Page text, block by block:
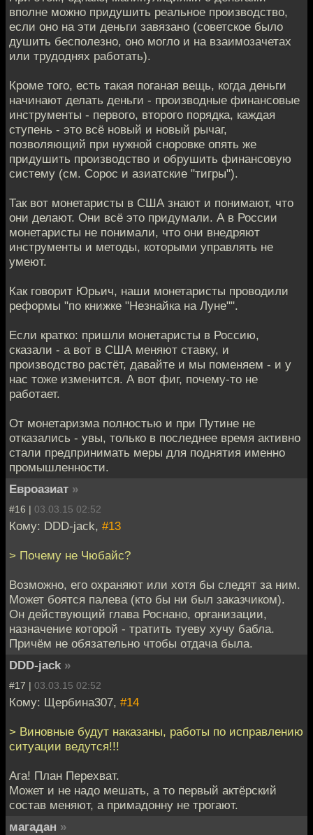
вполне можно придушить реальное производство,
если оно на эти деньги завязано (советское было
душить бесполезно, оно могло и на взаимозачетах
или трудоднях работать).
Кроме того, есть такая поганая вещь, когда деньги
начинают делать деньги - производные финансовые
инструменты - первого, второго порядка, каждая
ступень - это всё новый и новый рычаг,
позволяющий при нужной сноровке опять же
придушить производство и обрушить финансовую
систему (см. Сорос и азиатские "тигры").
Так вот монетаристы в США знают и понимают, что
они делают. Они всё это придумали. А в России
монетаристы не понимали, что они внедряют
инструменты и методы, которыми управлять не
умеют.
Как говорит Юрьич, наши монетаристы проводили
реформы "по книжке "Незнайка на Луне"".
Если кратко: пришли монетаристы в Россию,
сказали - а вот в США меняют ставку, и
производство растёт, давайте и мы поменяем - и у
нас тоже изменится. А вот фиг, почему-то не
работает.
От монетаризма полностью и при Путине не
отказались - увы, только в последнее время активно
стали предпринимать меры для поднятия именно
промышленности.
Евроазиат »
#16 | 03.03.15 02:52
Кому: DDD-jack, #13
> Почему не Чюбайс?
Возможно, его охраняют или хотя бы следят за ним.
Может боятся палева (кто бы ни был заказчиком).
Он действующий глава Роснано, организации,
назначение которой - тратить туеву хучу бабла.
Причём не обязательно чтобы отдача была.
DDD-jack »
#17 | 03.03.15 02:52
Кому: Щербина307, #14
> Виновные будут наказаны, работы по исправлению
ситуации ведутся!!!
Ага! План Перехват.
Может и не надо мешать, а то первый актёрский
состав меняют, а примадонну не трогают.
магадан »